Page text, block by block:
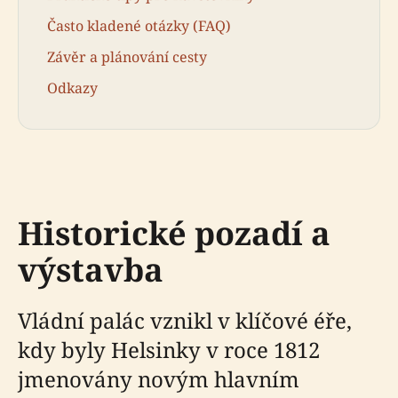
Často kladené otázky (FAQ)
Závěr a plánování cesty
Odkazy
Historické pozadí a
výstavba
Vládní palác vznikl v klíčové éře,
kdy byly Helsinky v roce 1812
jmenovány novým hlavním